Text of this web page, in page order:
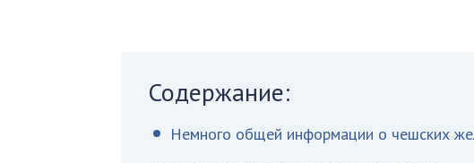
Содержание:
Немного общей информации о чешских